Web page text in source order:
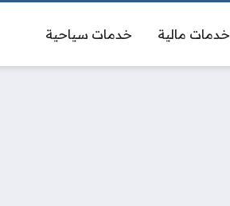
خدمات مالية خدمات سياحية